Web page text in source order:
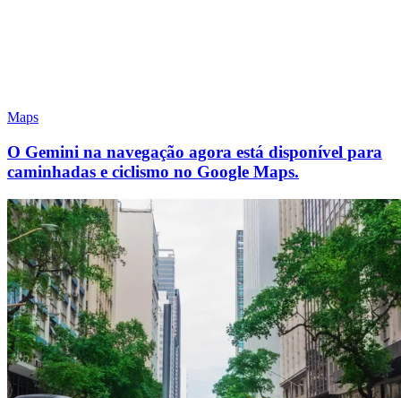
Maps
O Gemini na navegação agora está disponível para
caminhadas e ciclismo no Google Maps.